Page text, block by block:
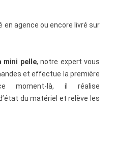
en agence ou encore livré sur
mini pelle, notre expert vous
et effectue la première
moment-là, il réalise
du matériel et relève les